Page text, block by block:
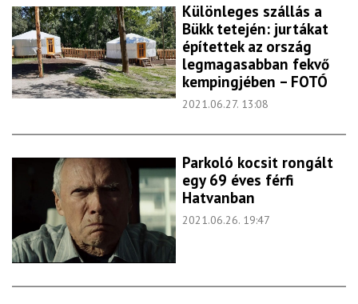
Különleges szállás a
Bükk tetején: jurtákat
építettek az ország
legmagasabban fekvő
kempingjében – FOTÓ
2021.06.27. 13:08
Parkoló kocsit rongált
egy 69 éves férfi
Hatvanban
2021.06.26. 19:47